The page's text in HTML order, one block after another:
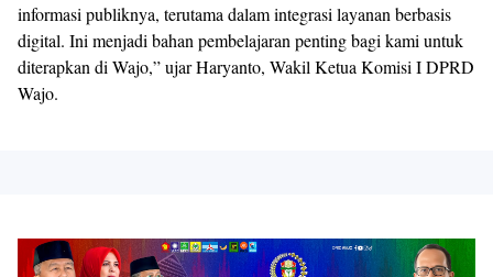
informasi publiknya, terutama dalam integrasi layanan berbasis
digital. Ini menjadi bahan pembelajaran penting bagi kami untuk
diterapkan di Wajo,” ujar Haryanto, Wakil Ketua Komisi I DPRD
Wajo.